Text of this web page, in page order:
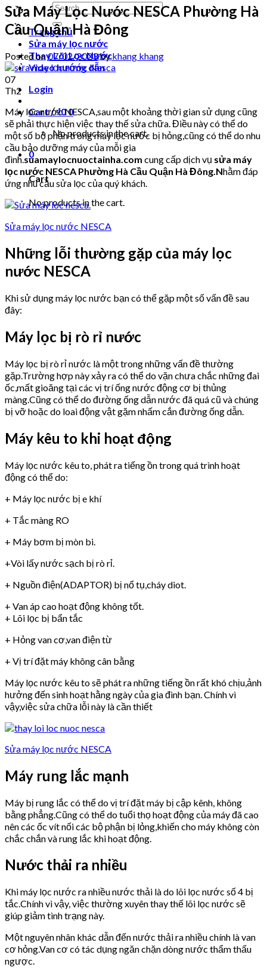
Search
for:
Trang chủ
Sửa máy lọc nước
Thay Lõi Lọc Nước
Video hướng dẫn
Login
Cart /₫00
No products in the cart.
0
Cart
No products in the cart.
Sửa Máy Lọc Nước NESCA Phường Hà
Cầu Quận Hà Đông
Posted on07/02/2023bykhang khang
07
Th2
Máy lọc nước NESCA,sau một khoảng thời gian sử dụng cũng
sẽ phải thực hiện việc thay thế sửa chữa. Điều này có thể do
một số bộ phận trong máy lọc nước bị hỏng,cũng có thể do nhu
cầu bảo dưỡng máy của mỗi gia
đình.suamaylocnuoctainha.com cung cấp dịch vụ sửa máy
lọc nước NESCA Phường Hà Cầu Quận Hà Đông.Nhằm đáp
ứng nhu cầu sửa lọc của quý khách.
Sửa máy lọc nước NESCA
Những lỗi thường gặp của máy lọc
nước NESCA
Khi sử dụng máy lọc nước bạn có thể gặp một số vấn đề sau
đây:
Máy lọc bị rò rỉ nước
Máy lọc bị rò rỉ nước là một trong những vấn đề thường
gặp.Trường hợp này xảy ra có thể do vặn chưa chắc những đai
ốc,mất gioăng tại các vị trí ống nước động cơ bị thủng
màng.Cũng có thể do đường ống dẫn nước đã quá cũ và chúng
bị vỡ hoặc do loai động vật gặm nhấm cắn đường ống dẫn.
Máy kêu to khi hoạt động
Máy lọc nước kêu to, phát ra tiếng ồn trong quá trình hoạt
động có thể do:
+ Máy lọc nước bị e khí
+ Tắc màng RO
+ Máy bơm bị mòn bi.
+Vòi lấy nước sạch bị rò rỉ.
+ Nguồn điện(ADAPTOR) bị nổ tụ,cháy diot.
+ Van áp cao hoạt động không tốt.
+ Lõi lọc bị bẩn tắc
+ Hỏng van cơ,van điện từ
+ Vị trí đặt máy không cân bằng
Máy lọc nước kêu to sẽ phát ra những tiếng ồn rất khó chịu,ảnh
hưởng đến sinh hoạt hằng ngày của gia đình bạn. Chính vì
vậy,việc sửa chữa lỗi này là cần thiết
Sửa máy lọc nước NESCA
Máy rung lắc mạnh
Máy bị rung lắc có thể do vị trí đặt máy bị cập kênh, không
bằng phẳng.Cũng có thể do tuổi thọ hoạt động của máy đã cao
nên các ốc vít nối các bộ phận bị lỏng,khiến cho máy không còn
chắc chắn và rung lắc khi hoạt động.
Nước thải ra nhiều
Khi máy lọc nước ra nhiều nước thải là do lõi lọc nước số 4 bị
tắc.Chính vì vậy, việc thường xuyên thay thế lõi lọc nước sẽ
giúp giảm tình trạng này.
Một nguyên nhân khác dẫn đến nước thải ra nhiều chính là van
cơ hỏng.Van cơ có tác dụng ngăn chặn dòng nước thẩm thấu
ngược.